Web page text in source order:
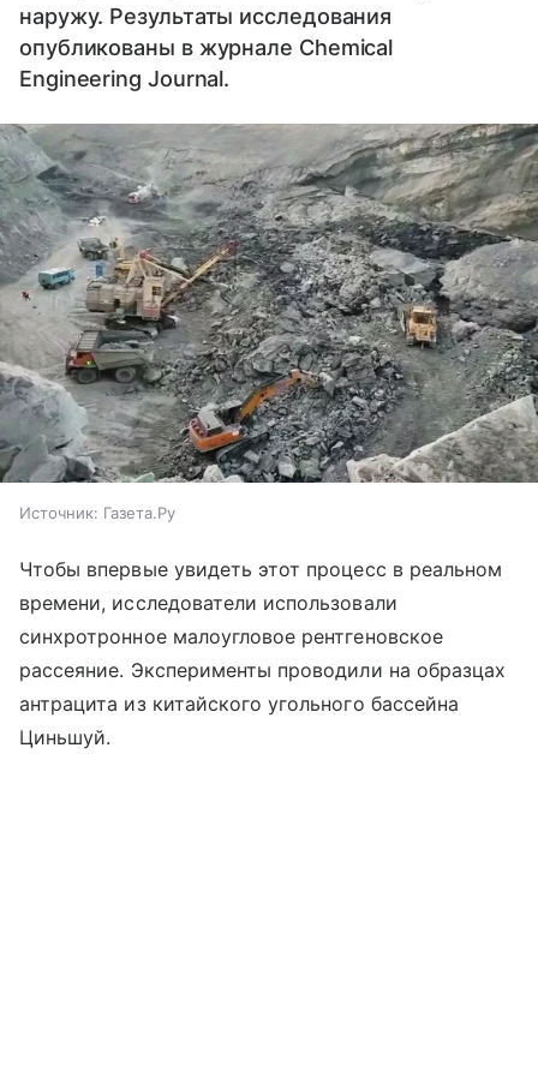
наружу. Результаты исследования
опубликованы в журнале Chemical
Engineering Journal.
Источник: Газета.Ру
Чтобы впервые увидеть этот процесс в реальном
времени, исследователи использовали
синхротронное малоугловое рентгеновское
рассеяние. Эксперименты проводили на образцах
антрацита из китайского угольного бассейна
Циньшуй.